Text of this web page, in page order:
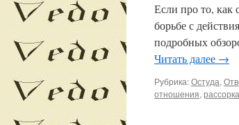
Если про то, как
борьбе с
подробных
Читать далее →
Рубрика:Остуда,
отношения, рассорка